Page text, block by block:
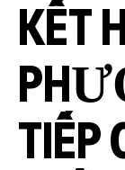
KẾT
TIẾP